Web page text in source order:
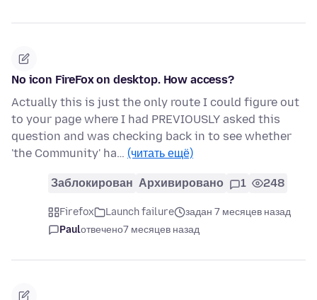
No icon FireFox on desktop. How access?
Actually this is just the only route I could figure out
to your page where I had PREVIOUSLY asked this
question and was checking back in to see whether
'the Community' ha… (читать ещё)
Заблокирован Архивировано 1 248
Firefox Launch failure
задан 7 месяцев назад
Paulотвечено7 месяцев назад